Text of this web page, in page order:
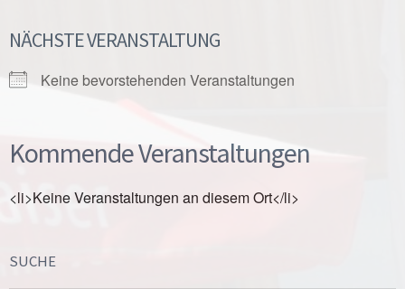
NÄCHSTE VERANSTALTUNG
Keine bevorstehenden Veranstaltungen
Kommende Veranstaltungen
<li>Keine Veranstaltungen an diesem Ort</li>
SUCHE